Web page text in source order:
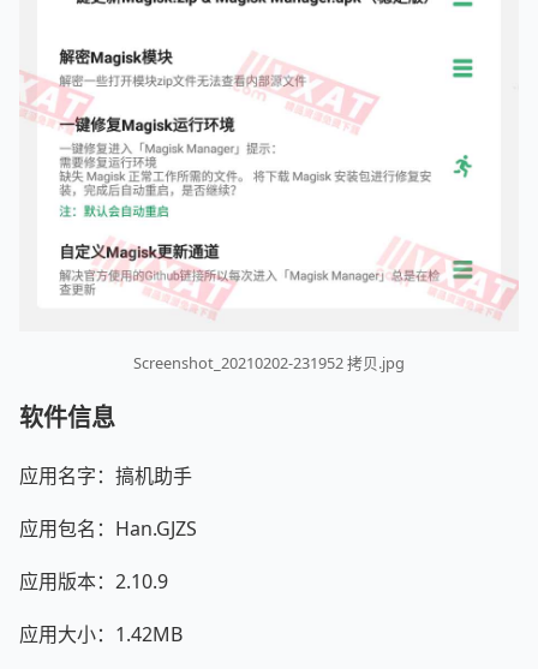
Screenshot_20210202-231952 拷贝.jpg
软件信息
应用名字：搞机助手
应用包名：Han.GJZS
应用版本：2.10.9
应用大小：1.42MB